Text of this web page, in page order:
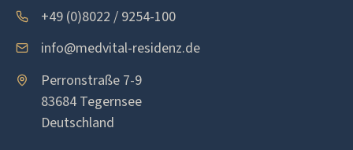
+49 (0)8022 / 9254-100
info@medvital-residenz.de
Perronstraße 7-9
83684 Tegernsee
Deutschland